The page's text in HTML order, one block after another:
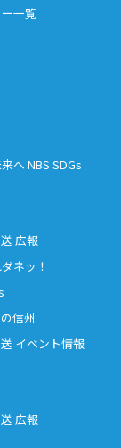
一覧
へ NBS SDGs
広報
ネッ！
信州
イベント情報
広報